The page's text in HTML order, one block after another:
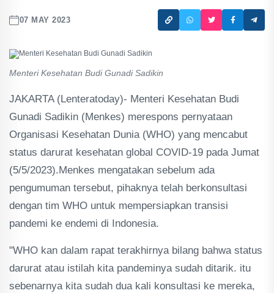
07 MAY 2023
Menteri Kesehatan Budi Gunadi Sadikin
JAKARTA (Lenteratoday)- Menteri Kesehatan Budi
Gunadi Sadikin (Menkes) merespons pernyataan
Organisasi Kesehatan Dunia (WHO) yang mencabut
status darurat kesehatan global COVID-19 pada Jumat
(5/5/2023).Menkes mengatakan sebelum ada
pengumuman tersebut, pihaknya telah berkonsultasi
dengan tim WHO untuk mempersiapkan transisi
pandemi ke endemi di Indonesia.
"WHO kan dalam rapat terakhirnya bilang bahwa status
darurat atau istilah kita pandeminya sudah ditarik. itu
sebenarnya kita sudah dua kali konsultasi ke mereka,